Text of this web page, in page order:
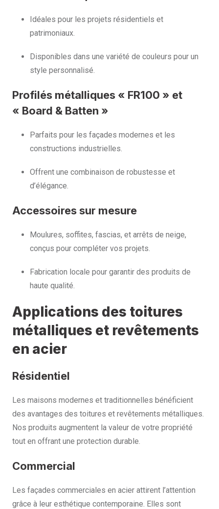
Idéales pour les projets résidentiels et
patrimoniaux.
Disponibles dans une variété de couleurs pour un
style personnalisé.
Profilés métalliques « FR100 » et
« Board & Batten »
Parfaits pour les façades modernes et les
constructions industrielles.
Offrent une combinaison de robustesse et
d’élégance.
Accessoires sur mesure
Moulures, soffites, fascias, et arrêts de neige,
conçus pour compléter vos projets.
Fabrication locale pour garantir des produits de
haute qualité.
Applications des toitures
métalliques et revêtements
en acier
Résidentiel
Les maisons modernes et traditionnelles bénéficient
des avantages des toitures et revêtements métalliques.
Nos produits augmentent la valeur de votre propriété
tout en offrant une protection durable.
Commercial
Les façades commerciales en acier attirent l’attention
grâce à leur esthétique contemporaine. Elles sont